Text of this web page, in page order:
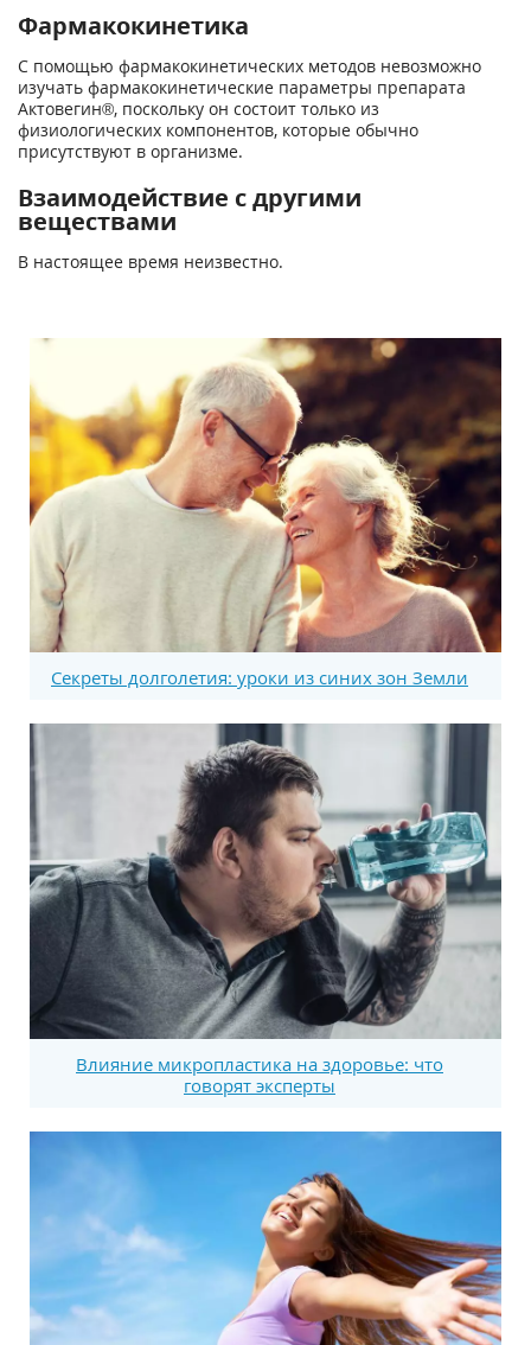
Фармакокинетика
С помощью фармакокинетических методов невозможно
изучать фармакокинетические параметры препарата
Актовегин®, поскольку он состоит только из
физиологических компонентов, которые обычно
присутствуют в организме.
Взаимодействие с другими
веществами
В настоящее время неизвестно.
Секреты долголетия: уроки из синих зон Земли
Влияние микропластика на здоровье: что
говорят эксперты